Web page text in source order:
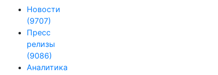
Новости
(9707)
Пресс
релизы
(9086)
Аналитика